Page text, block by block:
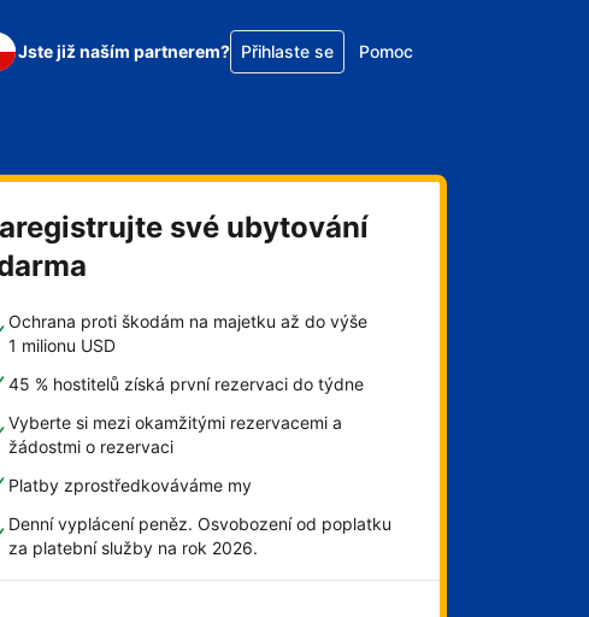
Jste již naším partnerem? Přihlaste se Pomoc
své ubytování
Ochrana proti škodám na majetku až do výše
1 milionu USD
45 % hostitelů získá první rezervaci do týdne
Vyberte si mezi okamžitými rezervacemi a
žádostmi o rezervaci
Platby zprostředkováváme my
Denní vyplácení peněz. Osvobození od poplatku
za platební služby na rok 2026.